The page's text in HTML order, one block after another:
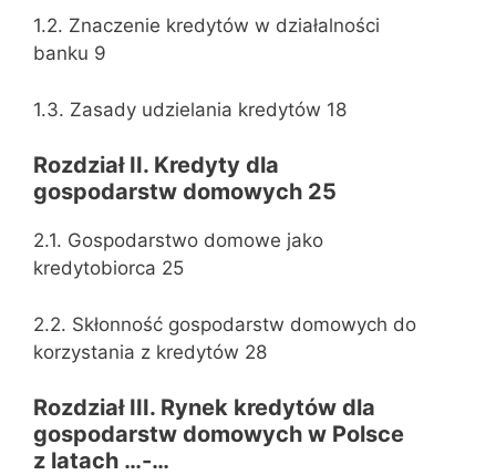
1.2. Znaczenie kredytów w działalności
banku 9
1.3. Zasady udzielania kredytów 18
Rozdział II. Kredyty dla
gospodarstw domowych 25
2.1. Gospodarstwo domowe jako
kredytobiorca 25
2.2. Skłonność gospodarstw domowych do
korzystania z kredytów 28
Rozdział III. Rynek kredytów dla
gospodarstw domowych w Polsce
z latach …-…